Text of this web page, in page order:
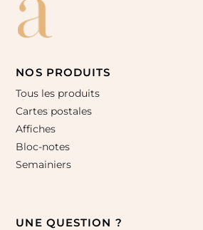
NOS PRODUITS
Tous les produits
Cartes postales
Affiches
Bloc-notes
Semainiers
UNE QUESTION ?